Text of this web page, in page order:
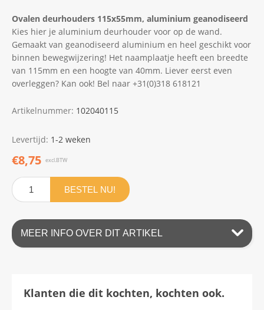
Ovalen deurhouders 115x55mm, aluminium geanodiseerd
Kies hier je aluminium deurhouder voor op de wand.
Gemaakt van geanodiseerd aluminium en heel geschikt voor
binnen bewegwijzering! Het naamplaatje heeft een breedte
van 115mm en een hoogte van 40mm. Liever eerst even
overleggen? Kan ook! Bel naar +31(0)318 618121
Artikelnummer: 102040115
Levertijd: 1-2 weken
€8,75 excl.BTW
BESTEL NU!
MEER INFO OVER DIT ARTIKEL
Klanten die dit kochten, kochten ook.